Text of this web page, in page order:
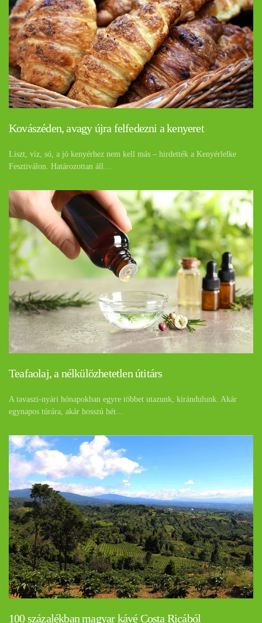
Kovászéden, avagy újra felfedezni a kenyeret
Liszt, víz, só, a jó kenyérhez nem kell más – hirdették a Kenyérlelke
Fesztiválon. Határozottan áll…
Teafaolaj, a nélkülözhetetlen útitárs
A tavaszi-nyári hónapokban egyre többet utazunk, kirándulunk. Akár
egynapos túrára, akár hosszú hét…
100 százalékban magyar kávé Costa Ricából